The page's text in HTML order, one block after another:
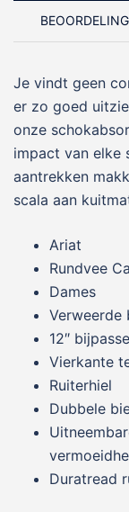
Je vindt geen
er zo goed
onze
impact van elke
aantrekken
scala aan
Ariat
Rundvee
Dames
Verweerde
12″
Vierkante
Ruiterhiel
Dubbele
Duratread